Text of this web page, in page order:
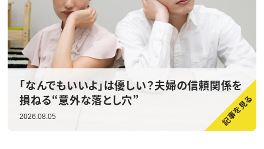
「なんでもいいよ」は優しい？夫婦の信頼関係を
損ねる“意外な落とし穴”
2026.08.05